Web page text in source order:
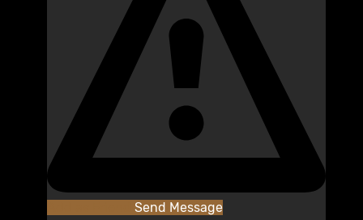
Send Message